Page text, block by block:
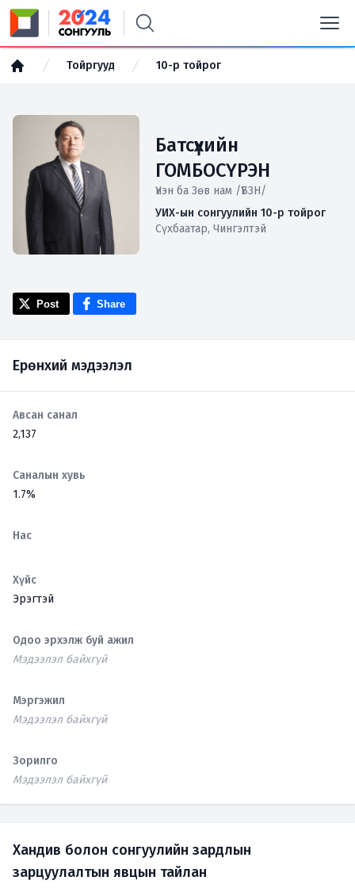
Тойргууд 10-р тойрог
Батсүхийн
ГОМБОСҮРЭН
Үнэн ба Зөв нам /ҮБЗН/
УИХ-ын сонгуулийн 10-р тойрог
Сүхбаатар, Чингэлтэй
Post Share
Ерөнхий мэдээлэл
Авсан санал
2,137
Саналын хувь
1.7%
Нас
Хүйс
Эрэгтэй
Одоо эрхэлж буй ажил
Мэдээлэл байхгүй
Мэргэжил
Мэдээлэл байхгүй
Зорилго
Мэдээлэл байхгүй
Хандив болон сонгуулийн зардлын
зарцуулалтын явцын тайлан